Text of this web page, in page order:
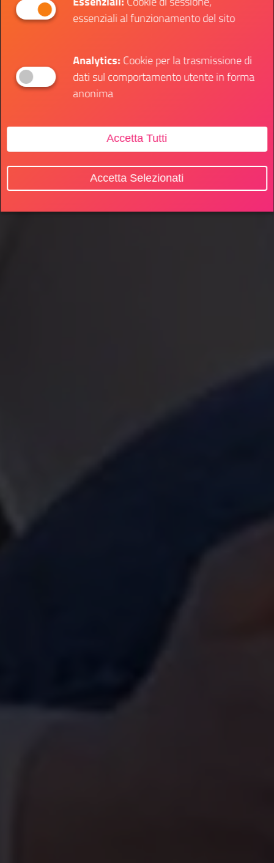
essenziali al funzionamento del sito
Analytics:Cookie per la trasmissione di
dati sul comportamento utente in forma
anonima
Accetta Tutti
Accetta Selezionati